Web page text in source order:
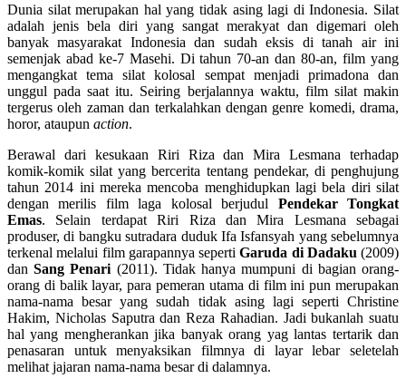
Dunia silat merupakan hal yang tidak asing lagi di Indonesia. Silat
adalah jenis bela diri yang sangat merakyat dan digemari oleh
banyak masyarakat Indonesia dan sudah eksis di tanah air ini
semenjak abad ke-7 Masehi. Di tahun 70-an dan 80-an, film yang
mengangkat tema silat kolosal sempat menjadi primadona dan
unggul pada saat itu. Seiring berjalannya waktu, film silat makin
tergerus oleh zaman dan terkalahkan dengan genre komedi, drama,
horor, ataupun action.
Berawal dari kesukaan Riri Riza dan Mira Lesmana terhadap
komik-komik silat yang bercerita tentang pendekar, di penghujung
tahun 2014 ini mereka mencoba menghidupkan lagi bela diri silat
dengan merilis film laga kolosal berjudul Pendekar Tongkat
Emas. Selain terdapat Riri Riza dan Mira Lesmana sebagai
produser, di bangku sutradara duduk Ifa Isfansyah yang sebelumnya
terkenal melalui film garapannya sepertiGaruda di Dadaku (2009)
danSang Penari (2011). Tidak hanya mumpuni di bagian orang-
orang di balik layar, para pemeran utama di film ini pun merupakan
nama-nama besar yang sudah tidak asing lagi seperti Christine
Hakim, Nicholas Saputra dan Reza Rahadian. Jadi bukanlah suatu
hal yang mengherankan jika banyak orang yag lantas tertarik dan
penasaran untuk menyaksikan filmnya di layar lebar seletelah
melihat jajaran nama-nama besar di dalamnya.